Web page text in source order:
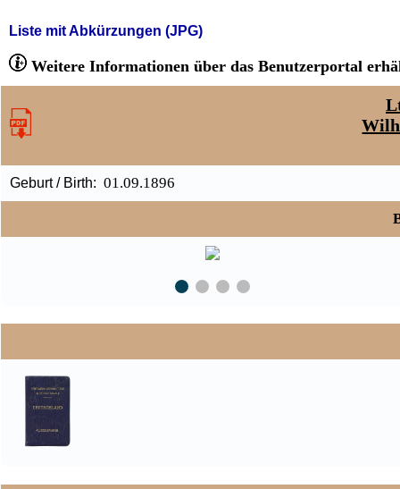
Liste mit Abkürzungen (JPG)
Weitere Informationen über das Benutzerportal
Geburt / Birth: 01.09.1896